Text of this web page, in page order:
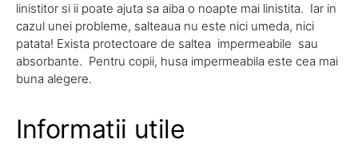
linistitor si ii poate ajuta sa aiba o noapte mai linistita. Iar in
cazul unei probleme, salteaua nu este nici umeda, nici
patata! Exista protectoare de saltea impermeabile sau
absorbante. Pentru copii, husa impermeabila este cea mai
buna alegere.
Informatii utile